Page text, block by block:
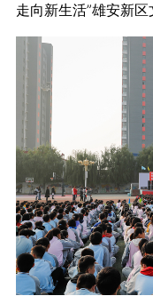
走向新生活”雄安新区